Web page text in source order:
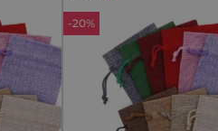
-20%